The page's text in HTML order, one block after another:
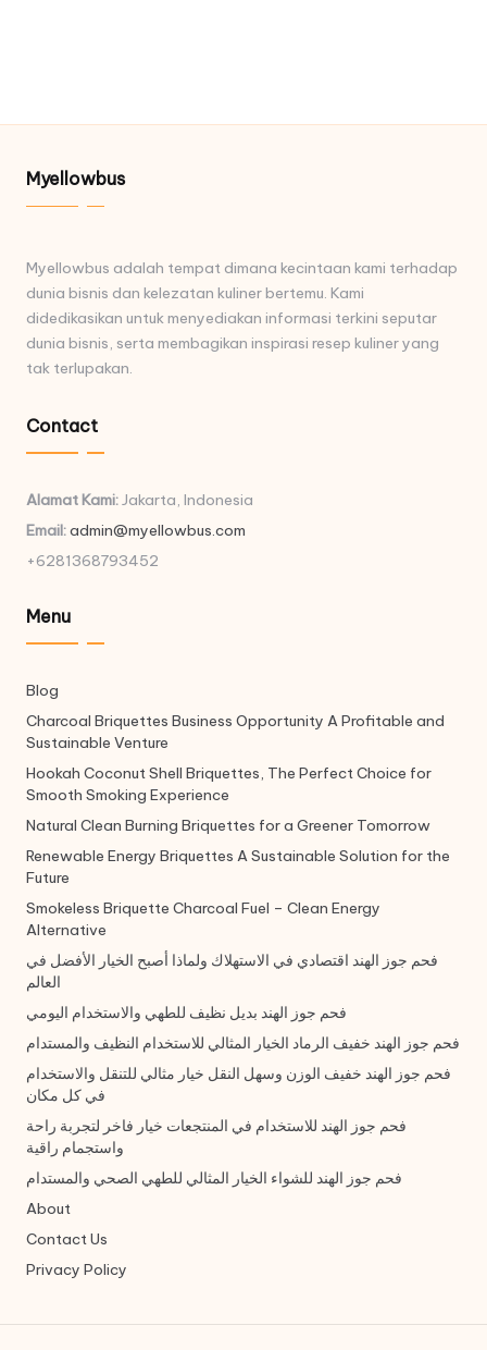
Myellowbus
Myellowbus adalah tempat dimana kecintaan kami terhadap
dunia bisnis dan kelezatan kuliner bertemu. Kami
didedikasikan untuk menyediakan informasi terkini seputar
dunia bisnis, serta membagikan inspirasi resep kuliner yang
tak terlupakan.
Contact
Alamat Kami:Jakarta, Indonesia
Email:admin@myellowbus.com
+6281368793452
Menu
Blog
Charcoal Briquettes Business Opportunity A Profitable and
Sustainable Venture
Hookah Coconut Shell Briquettes, The Perfect Choice for
Smooth Smoking Experience
Natural Clean Burning Briquettes for a Greener Tomorrow
Renewable Energy Briquettes A Sustainable Solution for the
Future
Smokeless Briquette Charcoal Fuel – Clean Energy
Alternative
فحم جوز الهند اقتصادي في الاستهلاك ولماذا أصبح الخيار الأفضل في
العالم
فحم جوز الهند بديل نظيف للطهي والاستخدام اليومي
فحم جوز الهند خفيف الرماد الخيار المثالي للاستخدام النظيف والمستدام
فحم جوز الهند خفيف الوزن وسهل النقل خيار مثالي للتنقل والاستخدام
في كل مكان
فحم جوز الهند للاستخدام في المنتجعات خيار فاخر لتجربة راحة
واستجمام راقية
فحم جوز الهند للشواء الخيار المثالي للطهي الصحي والمستدام
About
Contact Us
Privacy Policy